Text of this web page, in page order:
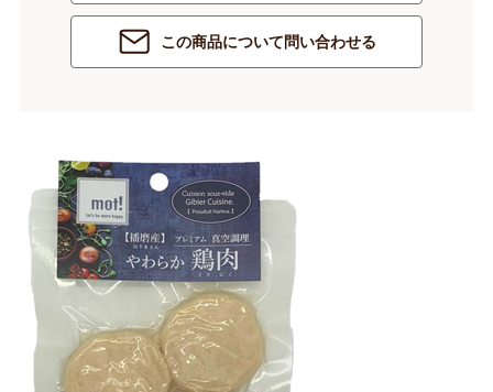
この商品について問い合わせる